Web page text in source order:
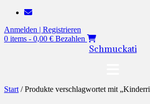
Zum
springen
Anmelden | Registrieren
0 items - 0,00 € Bezahlen
Schmuckati
Start / Produkte verschlagwortet mit